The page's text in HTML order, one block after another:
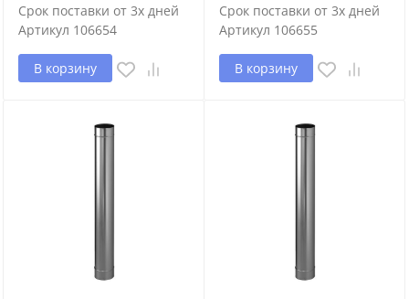
Срок поставки от 3х дней
Артикул 106654
В корзину
Срок поставки от 3х дней
Артикул 106655
В корзину